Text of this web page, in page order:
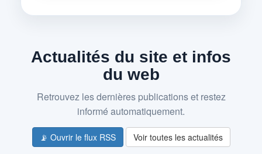
Actualités du site et infos
du web
Retrouvez les dernières publications et restez
informé automatiquement.
📡 Ouvrir le flux RSS Voir toutes les actualités